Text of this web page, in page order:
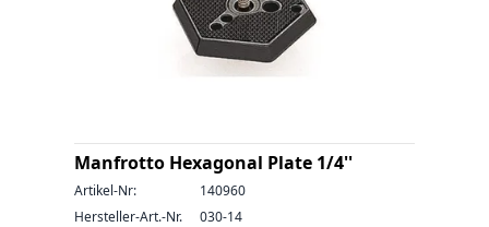
Manfrotto Hexagonal Plate 1/4''
Artikel-Nr:
140960
Hersteller-Art.-Nr.
030-14